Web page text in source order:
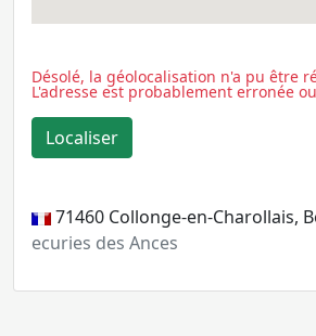
Désolé, la géolocalisation n'a pu être
L'adresse est probablement erronée
71460 Collonge-en-Charollais,
ecuries des Ances